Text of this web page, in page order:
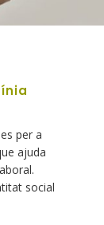
per a
ajuda
social